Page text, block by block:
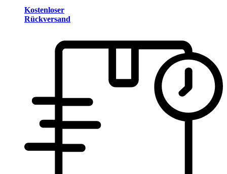
Kostenloser
Rückversand